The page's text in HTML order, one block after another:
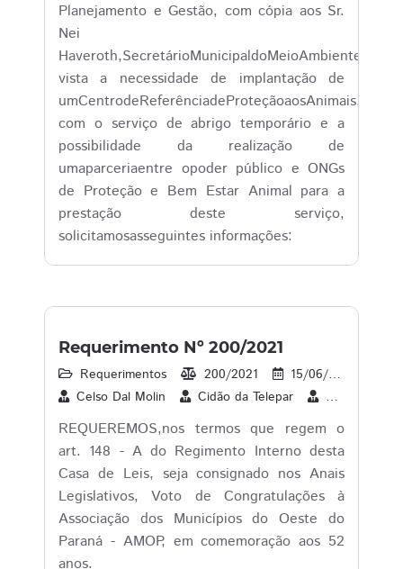
Planejamento e Gestão, com cópia aos Sr.
Nei
Haveroth,SecretárioMunicipaldoMeioAmbiente,tendo
vista a necessidade de implantação de
umCentrodeReferênciadeProteçãoaosAnimais,
com o serviço de abrigo temporário e a
possibilidade da realização de
umaparceriaentre opoder público e ONGs
de Proteção e Bem Estar Animal para a
prestação deste serviço,
solicitamosasseguintes informações:
Requerimento Nº 200/2021
Requerimentos 200/2021 15/06/2021
Celso Dal Molin
Cidão da Telepar Cleverson
REQUEREMOS,nos termos que regem o
art. 148 - A do Regimento Interno desta
Casa de Leis, seja consignado nos Anais
Legislativos, Voto de Congratulações à
Associação dos Municípios do Oeste do
Paraná - AMOP, em comemoração aos 52
anos.